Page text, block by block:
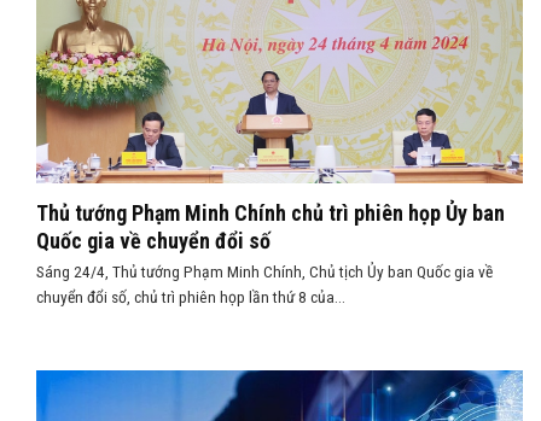
Thủ tướng Phạm Minh Chính chủ trì phiên họp Ủy ban
Quốc gia về chuyển đổi số
Sáng 24/4, Thủ tướng Phạm Minh Chính, Chủ tịch Ủy ban Quốc gia về
chuyển đổi số, chủ trì phiên họp lần thứ 8 của...